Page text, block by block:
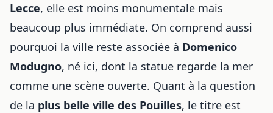
Lecce, elle est moins monumentale mais
beaucoup plus immédiate. On comprend aussi
pourquoi la ville reste associée à Domenico
Modugno, né ici, dont la statue regarde la mer
comme une scène ouverte. Quant à la question
de la plus belle ville des Pouilles, le titre est